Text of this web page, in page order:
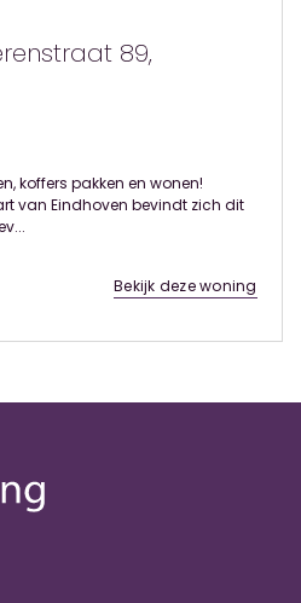
89,
koffers pakken en wonen!
van Eindhoven bevindt zich dit
Bekijk deze woning